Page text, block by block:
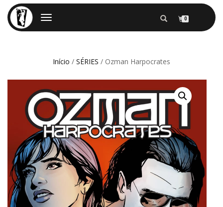
ALTERNAR
0
Início / SÉRIES / Ozman Harpocrates